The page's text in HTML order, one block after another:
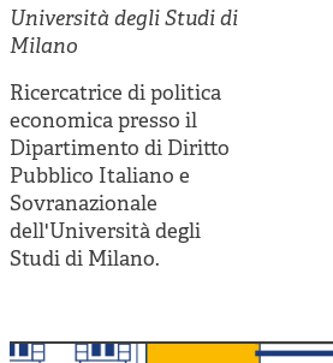
Cooperative di comunità
Impresa sociale e democrazia
Acini di fuoco - Dossier Mezzogiorno
Valutazione e dintorni
Università degli Studi di
Milano
Ricercatrice di politica
economica presso il
Dipartimento di Diritto
Pubblico Italiano e
Sovranazionale
dell'Università degli
Studi di Milano.